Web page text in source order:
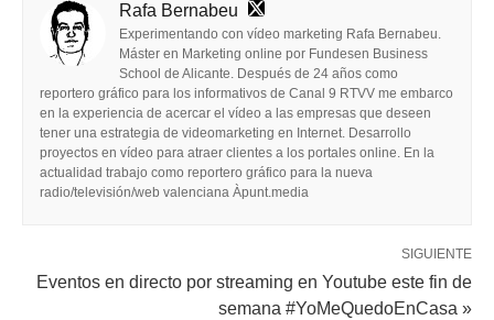
Rafa Bernabeu
Experimentando con vídeo marketing Rafa Bernabeu.
Máster en Marketing online por Fundesen Business
School de Alicante. Después de 24 años como
reportero gráfico para los informativos de Canal 9 RTVV me embarco
en la experiencia de acercar el vídeo a las empresas que deseen
tener una estrategia de videomarketing en Internet. Desarrollo
proyectos en vídeo para atraer clientes a los portales online. En la
actualidad trabajo como reportero gráfico para la nueva
radio/televisión/web valenciana Àpunt.media
SIGUIENTE
Eventos en directo por streaming en Youtube este fin de
semana #YoMeQuedoEnCasa »